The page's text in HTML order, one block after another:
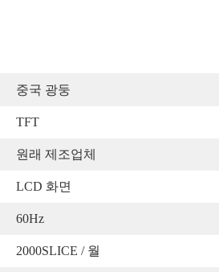
중국 광둥
TFT
원래 제조업체
LCD 화면
60Hz
2000SLICE / 월